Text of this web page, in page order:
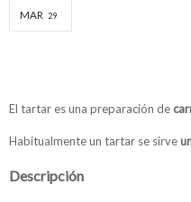
MAR 29
El tartar es una preparación de
Habitualmente un tartar se sirve
Descripción